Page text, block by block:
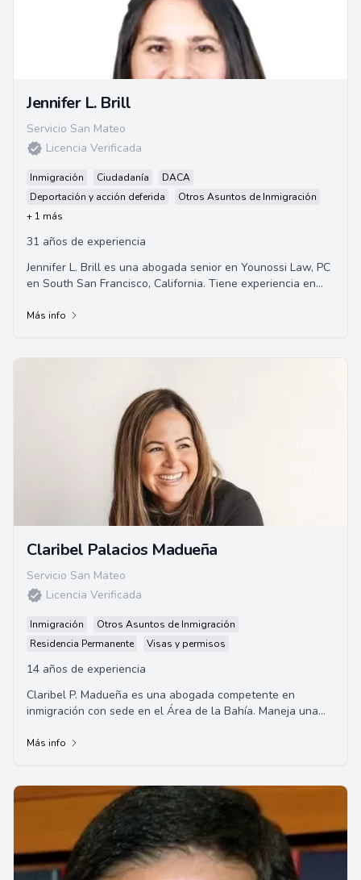
Jennifer L. Brill
Servicio San Mateo
Licencia Verificada
Inmigración Ciudadanía
DACA
Deportación y acción deferida
Otros Asuntos de Inmigración
+ 1 más
31 años de experiencia
Jennifer L. Brill es una abogada senior en Younossi Law, PC
en South San Francisco, California. Tiene experiencia en
Más info
Claribel Palacios Madueña
Servicio San Mateo
Licencia Verificada
Inmigración
Otros Asuntos de Inmigración
Residencia Permanente
Visas y permisos
14 años de experiencia
Claribel P. Madueña es una abogada competente en
inmigración con sede en el Área de la Bahía. Maneja una
Más info